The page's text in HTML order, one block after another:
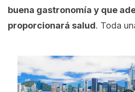
buena gastronomía y que
proporcionará salud. Toda